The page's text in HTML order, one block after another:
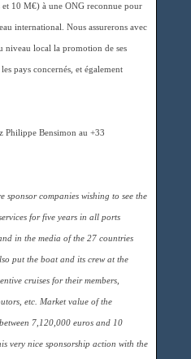
10 M€) à une ONG reconnue pour
international. Nous assurerons avec
niveau local la promotion de ses
pays concernés, et également
Philippe Bensimon au +33
sponsor companies wishing to see the
for five years in all ports
in the media of the 27 countries
put the boat and its crew at the
cruises for their members,
etc. Market value of the
7,120,000 euros and 10
very nice sponsorship action with the